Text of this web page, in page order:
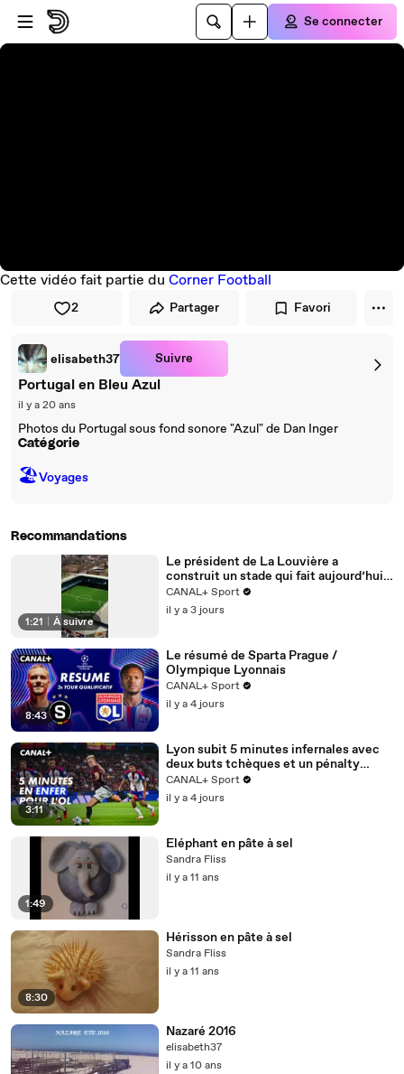
Passer au player
Passer au contenu principal
Se connecter
Cette vidéo fait partie du Corner Football
2 Partager Favori
elisabeth37 Suivre
Portugal en Bleu Azul
il y a 20 ans
Photos du Portugal sous fond sonore "Azul" de Dan Inger
Catégorie
🏖Voyages
Recommandations
1:21 À suivre
Le président de La Louvière a
construit un stade qui fait aujourd’hui
référence… et qui inspire le FC
Versailles pour son futur projet 🤝🏟️
CANAL+ Sport
il y a 3 jours
8:43
Le résumé de Sparta Prague /
Olympique Lyonnais
CANAL+ Sport
il y a 4 jours
3:11
Lyon subit 5 minutes infernales avec
deux buts tchèques et un pénalty
manqué - Ligue des champions 2026-
2027
CANAL+ Sport
il y a 4 jours
1:49
Eléphant en pâte à sel
Sandra Fliss
il y a 11 ans
8:30
Hérisson en pâte à sel
Sandra Fliss
il y a 11 ans
Nazaré 2016
elisabeth37
il y a 10 ans